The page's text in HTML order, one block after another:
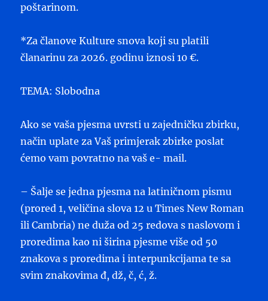
poštarinom.
*Za članove Kulture snova koji su platili
članarinu za 2026. godinu iznosi 10 €.
TEMA: Slobodna
Ako se vaša pjesma uvrsti u zajedničku zbirku,
način uplate za Vaš primjerak zbirke poslat
ćemo vam povratno na vaš e- mail.
– Šalje se jedna pjesma na latiničnom pismu
(prored 1, veličina slova 12 u Times New Roman
ili Cambria) ne duža od 25 redova s naslovom i
proredima kao ni širina pjesme više od 50
znakova s proredima i interpunkcijama te sa
svim znakovima đ, dž, č, ć, ž.